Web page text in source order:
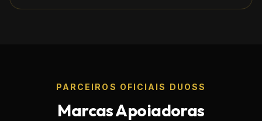
PARCEIROS OFICIAIS DUOSS
Marcas Apoiadoras